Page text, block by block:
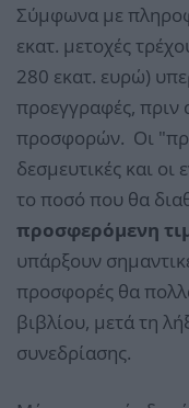
Σύμφωνα με
εκατ. μετοχές
280 εκατ. ευρώ)
προεγγραφές, πριν
προσφορών. Οι
δεσμευτικές και
το ποσό που θα
προσφερόμενη
υπάρξουν
προσφορές θα
βιβλίου, μετά τη
συνεδρίασης.